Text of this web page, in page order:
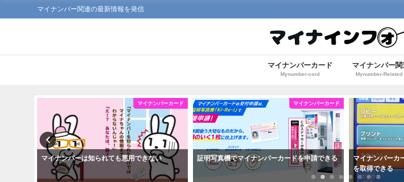
マイナンバー関連の最新情報を発信
マイナンバーカード
Mynumber-card
マイナンバー関
Mynumber-Related
マイナンバーカード
マイナンバーは知られても悪用できない
マイナンバーカード
証明写真機でマイナンバーカードを申請できる
マイナンバーカ
を取得できる